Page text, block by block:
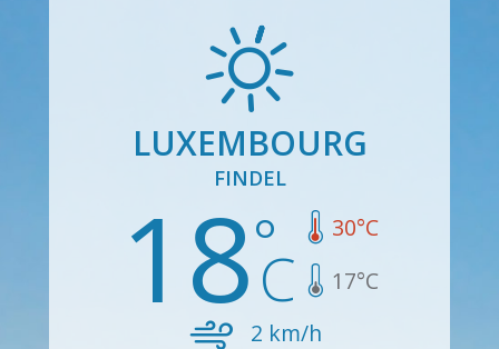
LUXEMBOURG
FINDEL
18 30°C
17°C
2 km/h